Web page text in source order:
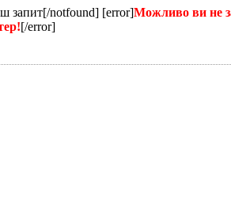
запит[/notfound] [error]Можливо ви не
[/error]